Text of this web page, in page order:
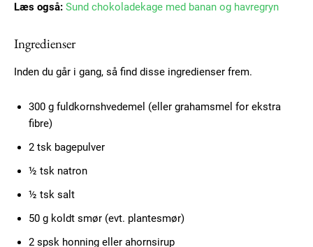
Læs også: Sund chokoladekage med banan og havregryn
Ingredienser
Inden du går i gang, så find disse ingredienser frem.
300 g fuldkornshvedemel (eller grahamsmel for ekstra
fibre)
2 tsk bagepulver
½ tsk natron
½ tsk salt
50 g koldt smør (evt. plantesmør)
2 spsk honning eller ahornsirup